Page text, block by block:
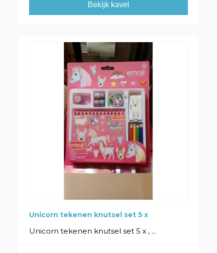
Bekijk kavel
Unicorn tekenen knutsel set 5 x
Unicorn tekenen knutsel set 5 x , ...